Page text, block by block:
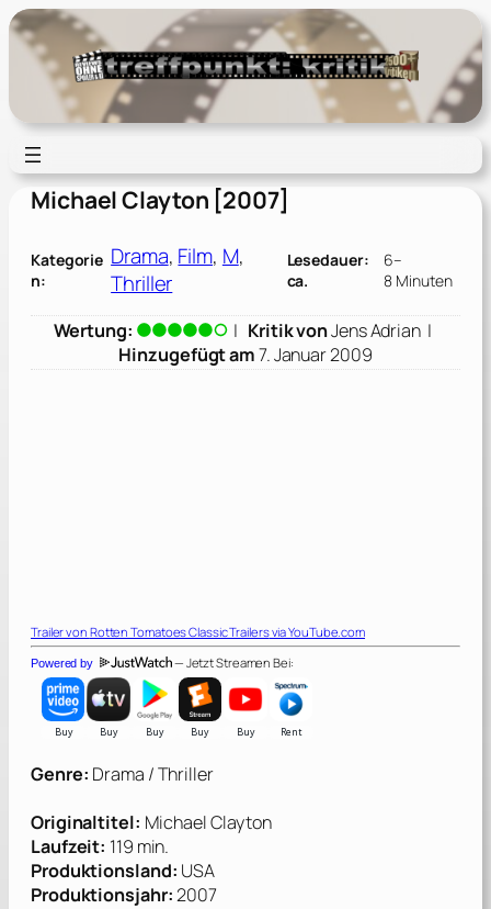
Zum
Inhalt
springen
Michael Clayton [2007]
Kategorie
n:
Drama, Film, M
Thriller
Lesedauer:
ca.
6–
8 Minuten
Wertung: | Kritik vonJens Adrian|
Hinzugefügt am7. Januar 2009
Trailer von Rotten Tomatoes Classic Trailersvia YouTube.com
Powered by — Jetzt Streamen Bei:
Genre: Drama / Thriller
Originaltitel: Michael Clayton
Laufzeit: 119 min.
Produktionsland: USA
Produktionsjahr:2007